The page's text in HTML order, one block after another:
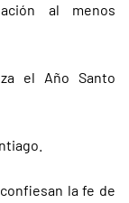
al menos
el Año Santo
la fe de